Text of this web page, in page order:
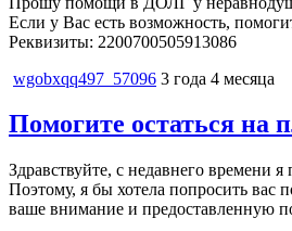
Если у Вас есть возможность,
Реквизиты: 2200700505913086
wgobxqq497_57096 3 года 4 месяца
Помогите остаться на
Здравствуйте, с недавнего времени
Поэтому, я бы хотела попросить вас
ваше внимание и предоставленную